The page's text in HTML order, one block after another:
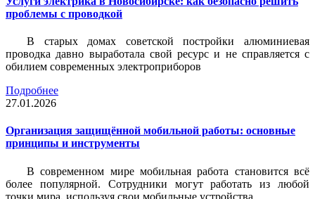
проблемы с проводкой
В старых домах советской постройки алюминиевая
проводка давно выработала свой ресурс и не справляется с
обилием современных электроприборов
Подробнее
27.01.2026
Организация защищённой мобильной работы: основные
принципы и инструменты
В современном мире мобильная работа становится всё
более популярной. Сотрудники могут работать из любой
точки мира, используя свои мобильные устройства